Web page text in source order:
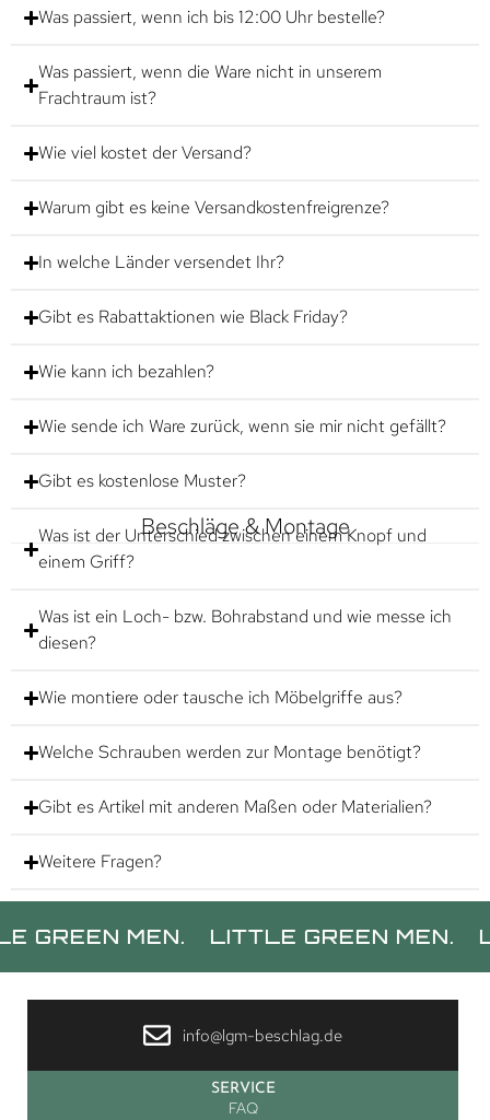
Was passiert, wenn ich bis 12:00 Uhr bestelle?
Was passiert, wenn die Ware nicht in unserem
Frachtraum ist?
Wie viel kostet der Versand?
Warum gibt es keine Versandkostenfreigrenze?
In welche Länder versendet Ihr?
Gibt es Rabattaktionen wie Black Friday?
Wie kann ich bezahlen?
Wie sende ich Ware zurück, wenn sie mir nicht gefällt?
Gibt es kostenlose Muster?
Beschläge & Montage
Was ist der Unterschied zwischen einem Knopf und
einem Griff?
Was ist ein Loch- bzw. Bohrabstand und wie messe ich
diesen?
Wie montiere oder tausche ich Möbelgriffe aus?
Welche Schrauben werden zur Montage benötigt?
Gibt es Artikel mit anderen Maßen oder Materialien?
Weitere Fragen?
MEN. LITTLE GREEN MEN.
info@lgm-beschlag.de
SERVICE
FAQ